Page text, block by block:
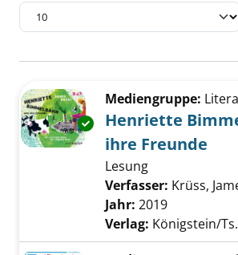
Zu den Suchfiltern springen
Exemplar-Details von
Mediengruppe:
Henriette
ihre Freunde
Lesung
Verfasser: Krüss,
Jahr: 2019
Verlag: Königstein/